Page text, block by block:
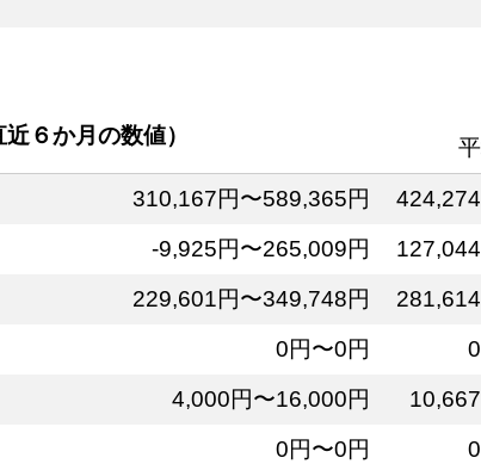
近６か月の数値）
310,167円〜589,365円
-9,925円〜265,009円
229,601円〜349,748円
0円〜0円
4,000円〜16,000円
0円〜0円